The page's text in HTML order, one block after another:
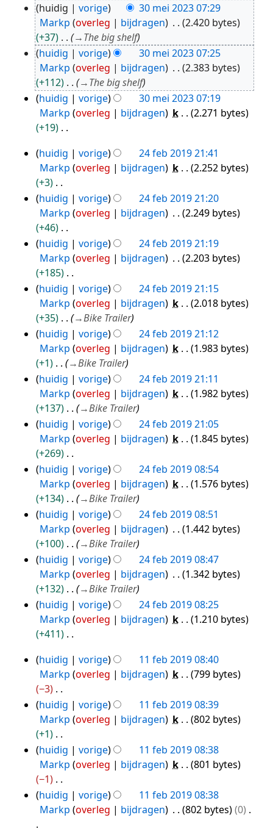
30
mei
2023
huidig vorige
30 mei 2023 07:29
Markp overleg bijdragen
2.420 bytes
+37
→The big shelf
huidig
vorige
30 mei 2023 07:25
Markp overleg bijdragen
2.383 bytes
+112
→The big shelf
huidig
vorige
30 mei 2023 07:19
Markp overleg bijdragen k
2.271 bytes
+19
e
n
b
w
e
k
i
n
g
s
a
m
n
v
a
t
t
i
n
g
24
feb
2019
huidig vorige
24 feb 2019 21:41
Markp overleg bijdragen k
2.252 bytes
+3
G
e
n
b
e
w
r
k
i
n
g
s
s
a
m
n
v
a
t
t
n
g
huidig vorige
24 feb 2019 21:20
Markp overleg bijdragen
2.249 bytes
+46
G
e
n
b
e
w
r
k
i
n
g
s
s
a
m
n
v
a
t
t
n
g
huidig vorige
24 feb 2019 21:19
Markp overleg bijdragen
2.203 bytes
+185
G
e
n
b
e
w
r
k
i
n
g
s
s
a
m
n
v
a
t
t
n
g
huidig vorige
24 feb 2019 21:15
Markp overleg bijdragen k
2.018 bytes
+35
→Bike Trailer
huidig
vorige
24 feb 2019 21:12
Markp overleg bijdragen k
1.983 bytes
+1
→Bike Trailer
huidig
vorige
24 feb 2019 21:11
Markp overleg bijdragen k
1.982 bytes
+137
→Bike Trailer
huidig
vorige
24 feb 2019 21:05
Markp overleg bijdragen k
1.845 bytes
+269
G
e
n
b
e
w
r
k
i
n
g
s
a
m
n
v
a
t
t
i
huidig vorige
24 feb 2019 08:54
Markp overleg bijdragen k
1.576 bytes
+134
→Bike Trailer
huidig
vorige
24 feb 2019 08:51
Markp overleg bijdragen
1.442 bytes
+100
→Bike Trailer
huidig
vorige
24 feb 2019 08:47
Markp overleg bijdragen
1.342 bytes
+132
→Bike Trailer
huidig
vorige
24 feb 2019 08:25
Markp overleg bijdragen k
1.210 bytes
+411
e
n
b
w
e
k
i
n
g
11
feb
2019
huidig vorige
11 feb 2019 08:40
Markp overleg bijdragen k
799 bytes
−3
G
e
n
b
e
w
huidig vorige
11 feb 2019 08:39
Markp overleg bijdragen k
802 bytes
+1
G
e
n
b
huidig vorige
11 feb 2019 08:38
Markp overleg bijdragen k
801 bytes
−1
Ghuidig vorige
11 feb 2019 08:38
Markp overleg bijdragen 802 bytes 0